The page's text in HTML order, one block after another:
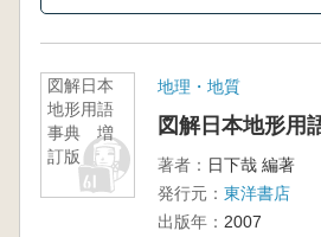
図解日本
地形用語
事典 増
訂版
地理・地質
図解日本地形
著者： 日下哉 編著
発行元： 東洋書店
出版年： 2007